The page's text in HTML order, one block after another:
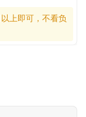
上即可，不看负